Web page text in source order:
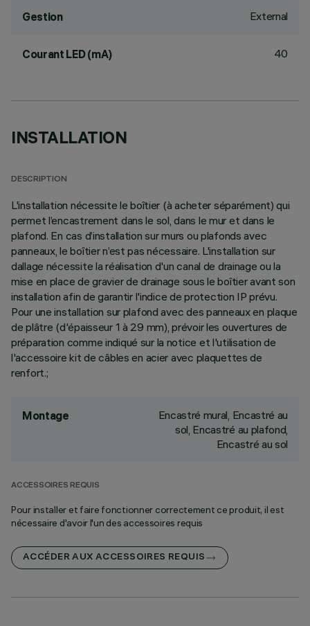
Gestion External
Courant LED (mA) 40
INSTALLATION
DESCRIPTION
L'installation nécessite le boîtier (à acheter séparément) qui
permet l’encastrement dans le sol, dans le mur et dans le
plafond. En cas d’installation sur murs ou plafonds avec
panneaux, le boîtier n’est pas nécessaire. L'installation sur
dallage nécessite la réalisation d'un canal de drainage ou la
mise en place de gravier de drainage sous le boîtier avant son
installation afin de garantir l'indice de protection IP prévu.
Pour une installation sur plafond avec des panneaux en plaque
de plâtre (d'épaisseur 1 à 29 mm), prévoir les ouvertures de
préparation comme indiqué sur la notice et l'utilisation de
l'accessoire kit de câbles en acier avec plaquettes de
renfort.;
Montage
Encastré mural, Encastré au
sol, Encastré au plafond,
Encastré au sol
ACCESSOIRES REQUIS
Pour installer et faire fonctionner correctement ce produit, il est
nécessaire d'avoir l'un des accessoires requis
ACCÉDER AUX ACCESSOIRES REQUIS